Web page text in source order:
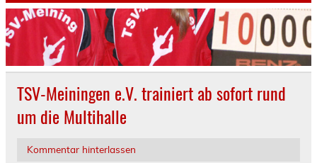
TSV-Meiningen e.V. trainiert ab sofort rund
um die Multihalle
Kommentar hinterlassen